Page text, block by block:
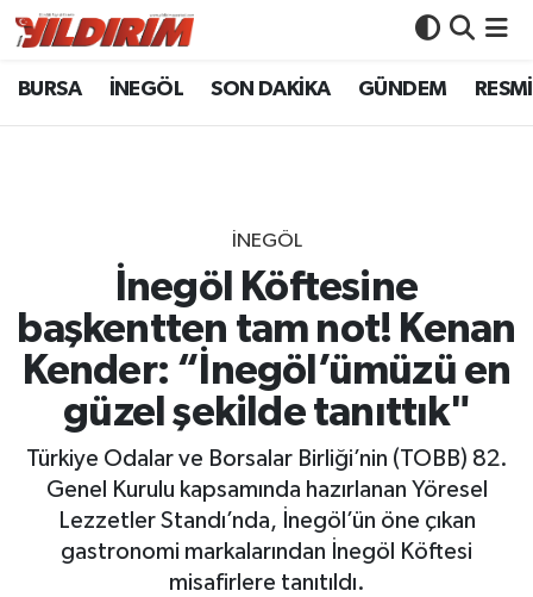
BURSA İNEGÖL SON DAKİKA GÜNDEM
İNEGÖL
İnegöl Köftesine
başkentten tam not! Kenan
Kender: “İnegöl’ümüzü en
güzel şekilde tanıttık"
Türkiye Odalar ve Borsalar Birliği’nin (TOBB) 82.
Genel Kurulu kapsamında hazırlanan Yöresel
Lezzetler Standı’nda, İnegöl’ün öne çıkan
gastronomi markalarından İnegöl Köftesi
misafirlere tanıtıldı.
BURSA
GÜNDEM
RESMİ İLANLAR
KÖŞE YAZILARI
SİYASET
YAŞAM
Bursa Nöbetçi Eczaneler
Bursa Trafik Yoğunluk Haritası
Süper Lig Puan Durumu ve Fikstür
Tüm Manşetler
Son Dakika Haberleri
Haber Arşivi